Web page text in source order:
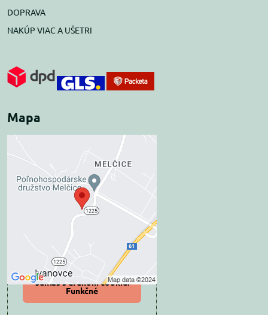
DOPRAVA
NAKÚP VIAC A UŠETRI
Mapa
Externý obsah je
blokovaný Voľbami
súkromia
Prajete si načítať externý obsah?
Povoliť tentokrát
Povoliť a zapamätať -
súhlas s druhom cookie:
Funkčné